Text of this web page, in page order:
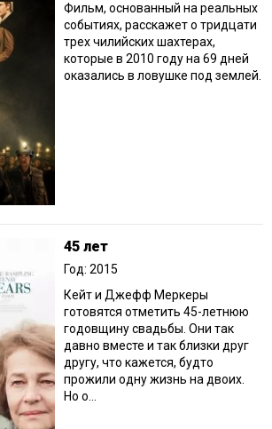
Фильм, основанный на реальных
событиях, расскажет о тридцати
трех чилийских шахтерах,
которые в 2010 году на 69 дней
оказались в ловушке под землей.
45 лет
Год: 2015
Кейт и Джефф Меркеры
готовятся отметить 45-летнюю
годовщину свадьбы. Они так
давно вместе и так близки друг
другу, что кажется, будто
прожили одну жизнь на двоих.
Но о...